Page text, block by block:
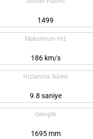
1499
Maksimum Hız
186 km/s
Hızlanma Süresi
9.8 saniye
Genişlik
1695 mm